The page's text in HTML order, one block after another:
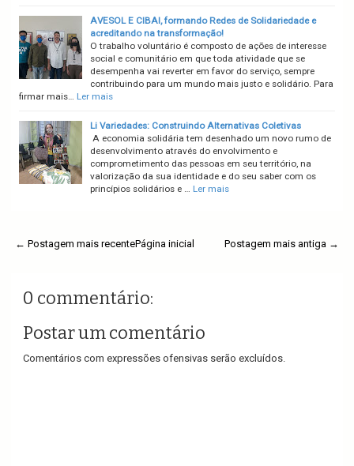
AVESOL E CIBAI, formando Redes de Solidariedade e
acreditando na transformação!
O trabalho voluntário é composto de ações de interesse
social e comunitário em que toda atividade que se
desempenha vai reverter em favor do serviço, sempre
contribuindo para um mundo mais justo e solidário. Para
firmar mais… Ler mais
Li Variedades: Construindo Alternativas Coletivas
A economia solidária tem desenhado um novo rumo de
desenvolvimento através do envolvimento e
comprometimento das pessoas em seu território, na
valorização da sua identidade e do seu saber com os
princípios solidários e … Ler mais
← Postagem mais recente Postagem mais antiga →
Página inicial
0 commentário:
Postar um comentário
Comentários com expressões ofensivas serão excluídos.